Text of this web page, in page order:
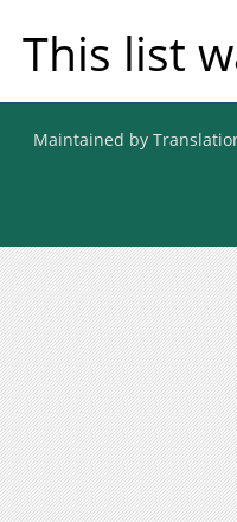
This list
Maintained by